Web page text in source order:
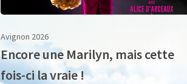
Avignon 2026
Encore une Marilyn, mais cette
fois-ci la vraie !